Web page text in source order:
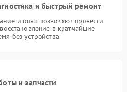
и быстрый ремонт
и опыт позволяют провести
в кратчайшие
без устройства
и запчасти